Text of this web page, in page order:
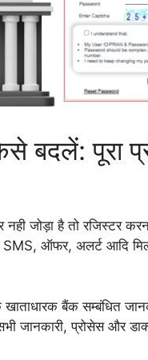
बदलें: पूरा
जोड़ा है तो रजिस्टर
SMS, ऑफर, अलर्ट आदि
बैंक सम्बंधित
जानकारी, प्रोसेस और